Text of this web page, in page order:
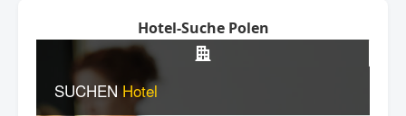
Hotel-Suche Polen